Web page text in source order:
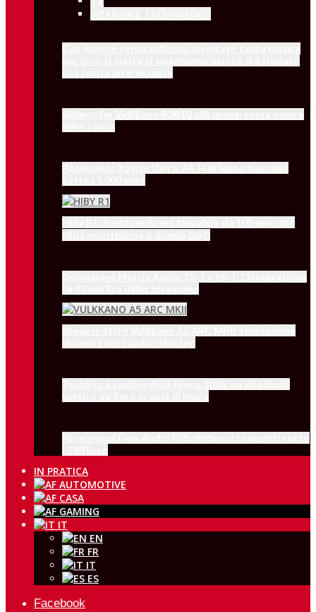
IN PRATICA
IT
EN
FR
IT
ES
Facebook